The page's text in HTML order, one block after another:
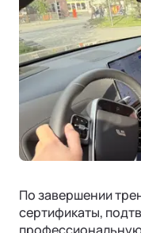
По завершении
сертификаты,